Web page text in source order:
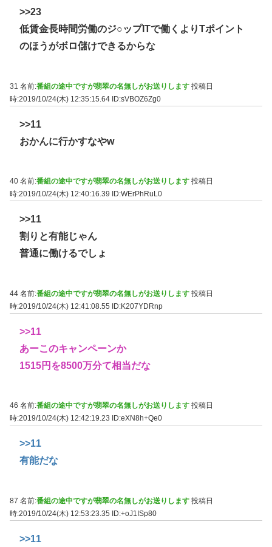
>>23
低賃金長時間労働のジ○ップITで働くよりTポイント
のほうがボロ儲けできるからな
31 名前:番組の途中ですが翡翠の名無しがお送りします 投稿日
時:2019/10/24(木) 12:35:15.64 ID:sVBOZ6Zg0
>>11
おかんに行かすなやw
40 名前:番組の途中ですが翡翠の名無しがお送りします 投稿日
時:2019/10/24(木) 12:40:16.39
ID:WErPhRuL0
>>11
割りと有能じゃん
普通に働けるでしょ
44 名前:番組の途中ですが翡翠の名無しがお送りします 投稿日
時:2019/10/24(木) 12:41:08.55 ID:K207YDRnp
>>11
あーこのキャンペーンか
1515円を8500万分て相当だな
46 名前:番組の途中ですが翡翠の名無しがお送りします 投稿日
時:2019/10/24(木) 12:42:19.23
ID:eXN8h+Qe0
>>11
有能だな
87 名前:番組の途中ですが翡翠の名無しがお送りします 投稿日
時:2019/10/24(木) 12:53:23.35
ID:+oJ1ISp80
>>11